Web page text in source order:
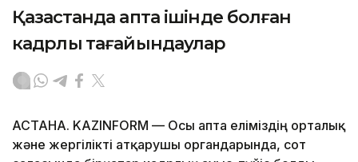
Қазақстанда апта ішінде болған
кадрлық тағайындаулар
АСТАНА. KAZINFORM — Осы апта еліміздің орталық
және жергілікті атқарушы органдарында, сот